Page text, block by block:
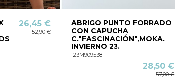
26,45 €
52,90 €
ABRIGO PUNTO FORRADO
CON CAPUCHA
C."FASCINACIÓN",MOKA.
INVIERNO 23.
I23M909538
28,50 €
57,00 €